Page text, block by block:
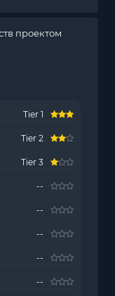
проектом
Tier 1
Tier 2
Tier 3
--
--
--
--
--